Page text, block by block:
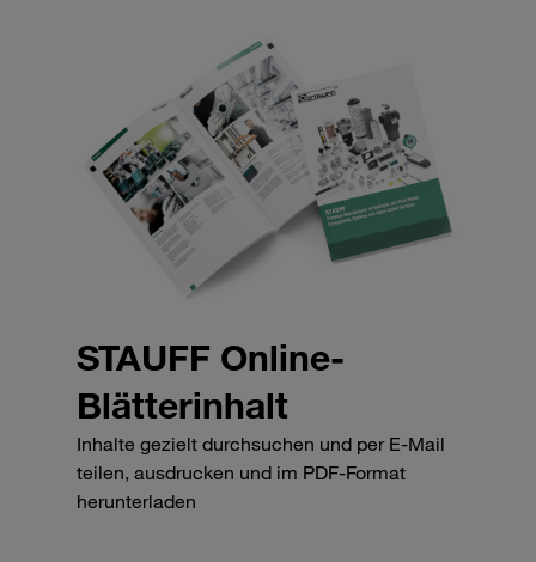
STAUFF Online-
Blätterinhalt
Inhalte gezielt durchsuchen und per E-Mail
teilen, ausdrucken und im PDF-Format
herunterladen